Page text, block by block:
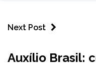
Next Post
NOTÍCIAS
Auxílio Brasil: